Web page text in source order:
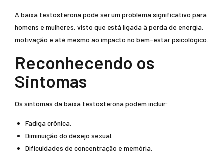
A baixa testosterona pode ser um problema significativo para
homens e mulheres, visto que está ligada à perda de energia,
motivação e até mesmo ao impacto no bem-estar psicológico.
Reconhecendo os
Sintomas
Os sintomas da baixa testosterona podem incluir:
Fadiga crônica.
Diminuição do desejo sexual.
Dificuldades de concentração e memória.